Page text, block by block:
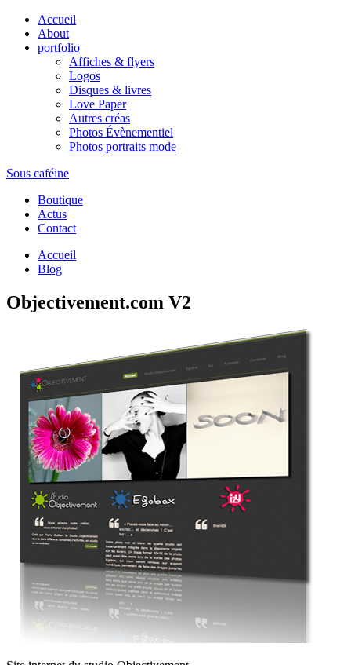
Accueil
About
portfolio
Affiches & flyers
Logos
Disques & livres
Love Paper
Autres créas
Photos Évènementiel
Photos portraits mode
Sous caféine
Boutique
Actus
Contact
Accueil
Blog
Objectivement.com V2